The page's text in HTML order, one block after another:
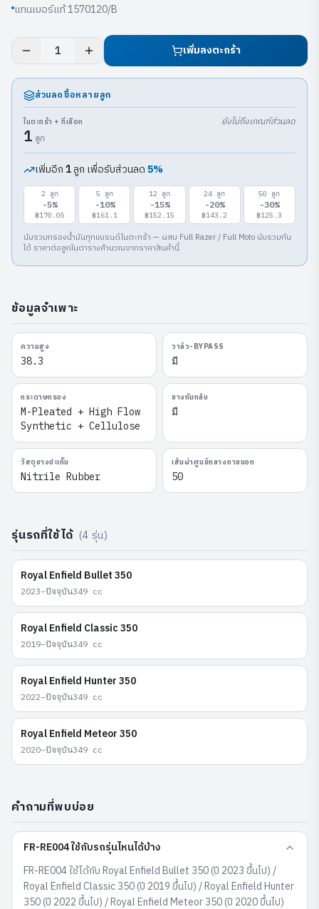
แทนเบอร์แท้ 1570120/B
1 เพิ่มลงตะกร้า
ส่วนลดซื้อหลายลูก
ในตะกร้า + ที่เลือก
1 ลูก
ยังไม่ถึงเกณฑ์ส่วนลด
เพิ่มอีก 1ลูก เพื่อรับส่วนลด5%
2 ลูก
-5%
฿170.05
5 ลูก
-10%
฿161.1
12 ลูก
-15%
฿152.15
24 ลูก
-20%
฿143.2
50 ลูก
-30%
฿125.3
นับรวมกรองน้ำมันทุกแบรนด์ในตะกร้า — ผสม Full Razer / Full Moto นับรวมกัน
ได้ ราคาต่อลูกในตารางคำนวณจากราคาสินค้านี้
ข้อมูลจำเพาะ
ความสูง
38.3
วาล์ว-BYPASS
มี
กระดาษกรอง
M-Pleated + High Flow
Synthetic + Cellulose
ยางกันกลับ
มี
วัสดุยางปะเก็น
Nitrile Rubber
เส้นผ่าศูนย์กลางภายนอก
50
รุ่นรถที่ใช้ได้ (4 รุ่น)
Royal Enfield Bullet 350
2023–ปัจจุบัน349 cc
Royal Enfield Classic 350
2019–ปัจจุบัน349 cc
Royal Enfield Hunter 350
2022–ปัจจุบัน349 cc
Royal Enfield Meteor 350
2020–ปัจจุบัน349 cc
คำถามที่พบบ่อย
FR-RE004 ใช้กับรถรุ่นไหนได้บ้าง
FR-RE004 ใช้ได้กับ Royal Enfield Bullet 350 (ปี 2023 ขึ้นไป) /
Royal Enfield Classic 350 (ปี 2019 ขึ้นไป) / Royal Enfield Hunter
350 (ปี 2022 ขึ้นไป) / Royal Enfield Meteor 350 (ปี 2020 ขึ้นไป)